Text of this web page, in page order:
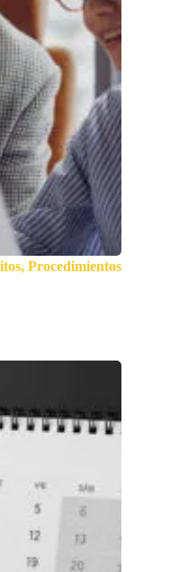
Procedimientos